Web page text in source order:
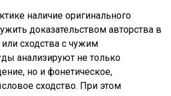
наличие оригинального
доказательством авторства в
сходства с чужим
анализируют не только
но и фонетическое,
сходство. При этом